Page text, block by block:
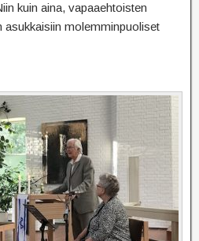
kuin aina, vapaaehtoisten
asukkaisiin molemminpuoliset